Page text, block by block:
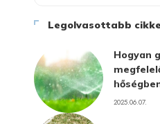
Legolvasottabb
Hogyan
2025.06.07.